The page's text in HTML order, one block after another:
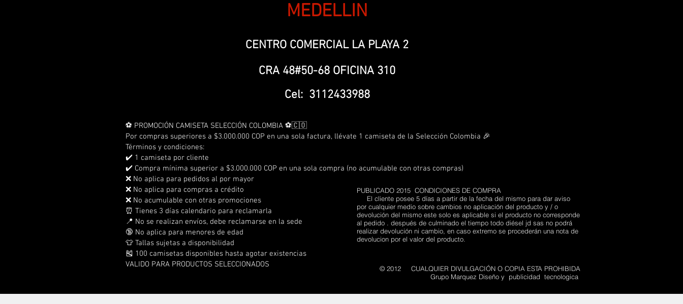
MEDELLIN
CENTRO COMERCIAL LA PLAYA 2
CRA 48#50-68 OFICINA 310
Cel: 3112433988
⚽ PROMOCIÓN CAMISETA SELECCIÓN COLOMBIA ⚽🇨🇴
Por compras superiores a $3.000.000 COP en una sola factura, llévate 1 camiseta de la Selección Colombia 🎉
Términos y condiciones:
✔️ 1 camiseta por cliente
✔️ Compra mínima superior a $3.000.000 COP en una sola compra (no acumulable con otras compras)
❌ No aplica para pedidos al por mayor
❌ No aplica para compras a crédito
❌ No acumulable con otras promociones
⏰ Tienes 3 días calendario para reclamarla
📍 No se realizan envíos, debe reclamarse en la sede
🔞 No aplica para menores de edad
👕 Tallas sujetas a disponibilidad
🎽 100 camisetas disponibles hasta agotar existencias
VALIDO PARA PRODUCTOS SELECCIONADOS
© 2012 CUALQUIER DIVULGACIÓN O COPIA ESTA PROHIBIDA
Grupo Marquez Diseño y publicidad tecnologica
PUBLICADO 2015 CONDICIONES DE COMPRA
El cliente posee 5 días a partir de la fecha del mismo para dar aviso
por cualquier medio sobre cambios no aplicación del producto y / o
devolución del mismo este solo es aplicable si el producto no corresponde
al pedido . después de culminado el tiempo todo diésel jd sas no podrá
realizar devolución ni cambio, en caso extremo se procederán una nota de
devolucion por el valor del producto.